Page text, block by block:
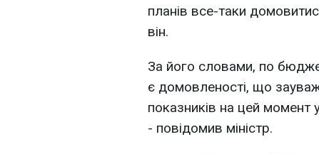
планів все-таки
він.
За його словами, по
є домовленості, що
показників на цей момент
- повідомив міністр.